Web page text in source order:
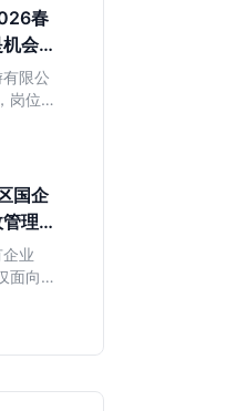
应届
。
春
会还
必看
限公
岗位信
本文
是否
国企
理，
业
面向行
止至
周期